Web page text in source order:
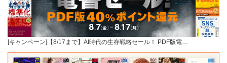
[キャンペーン]【8/17まで】AI時代の生存戦略セール！ PDF版電…